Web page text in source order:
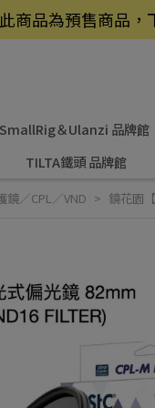
商品為預售商品
SmallRig＆Ulanzi 品牌館
TILTA鐵頭 品牌館
鏡／CPL／VND 鏡花園